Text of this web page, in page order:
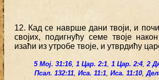
12. Кад се наврше дани твоји, и
својих, подигнућу семе твоје
изаћи из утробе твоје, и утврдићу
5 Мој. 31:16, 1 Цар. 2:1, 1 Цар. 2:4,2
Псал. 132:11, Иса. 11:1, Иса. 11:10,